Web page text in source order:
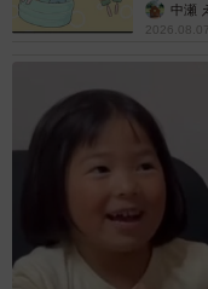
中瀬
2026.08.07